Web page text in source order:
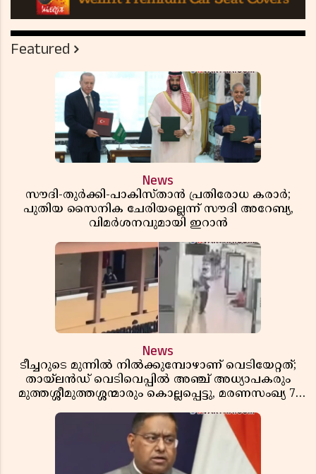
Featured
News
സൗദി-തുർക്കി-പാകിസ്താൻ പ്രതിരോധ കരാർ;
പുതിയ സൈനിക ചേരിയല്ലെന്ന് സൗദി അറേബ്യ,
വിമർശനവുമായി ഇറാൻ
News
ടീച്ചറുടെ മുന്നിൽ നിൽക്കുമ്പോഴാണ് വെടിയേറ്റത്;
തായ്‌ലൻഡ് വെടിവെപ്പിൽ അഞ്ച് അധ്യാപകരും
മുത്തശ്ശീമുത്തശ്ശന്മാരും കൊല്ലപ്പെട്ടു, മരണസംഖ്യ 7;